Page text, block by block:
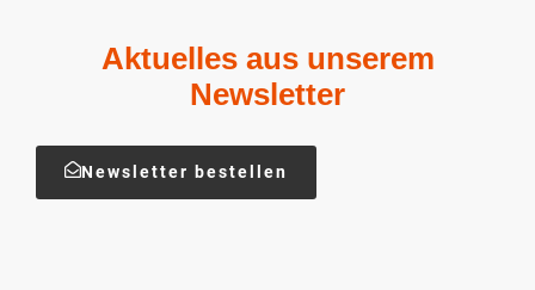
Aktuelles aus unserem
Newsletter
Newsletter bestellen